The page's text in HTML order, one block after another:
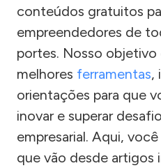
conteúdos gratuitos
empreendedores de
portes. Nosso objetivo
melhores ferramentas,
orientações para que
inovar e superar
empresarial. Aqui,
que vão desde artigos